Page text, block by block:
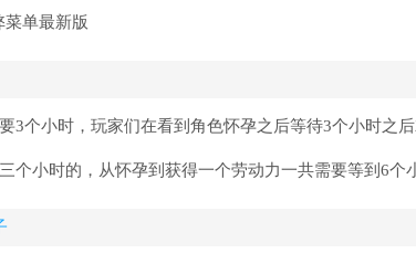
3个小时，玩家们在看到角色怀孕之后等待3个小时之后
个小时的，从怀孕到获得一个劳动力一共需要等到6个